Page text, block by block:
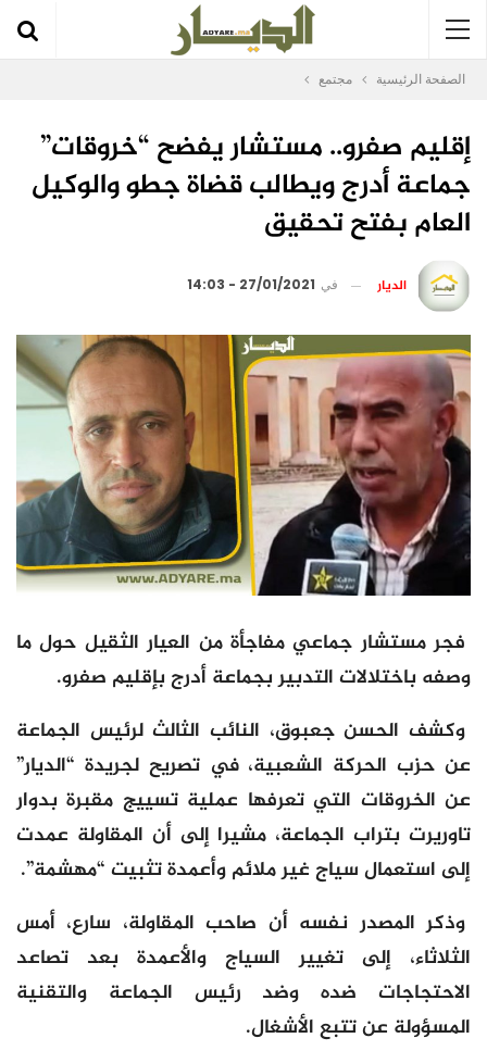
الصفحة الرئيسية مجتمع
إقليم صفرو.. مستشار يفضح “خروقات”
جماعة أدرج ويطالب قضاة جطو والوكيل
العام بفتح تحقيق
الديار في 27/01/2021 - 14:03
فجر مستشار جماعي مفاجأة من العيار الثقيل حول ما
وصفه باختلالات التدبير بجماعة أدرج بإقليم صفرو.
وكشف الحسن جعبوق، النائب الثالث لرئيس الجماعة
عن حزب الحركة الشعبية، في تصريح لجريدة “الديار”
عن الخروقات التي تعرفها عملية تسييج مقبرة بدوار
تاوريرت بتراب الجماعة، مشيرا إلى أن المقاولة عمدت
إلى استعمال سياج غير ملائم وأعمدة تثبيت “مهشمة”.
وذكر المصدر نفسه أن صاحب المقاولة، سارع، أمس
الثلاثاء، إلى تغيير السياج والأعمدة بعد تصاعد
الاحتجاجات ضده وضد رئيس الجماعة والتقنية
المسؤولة عن تتبع الأشغال.